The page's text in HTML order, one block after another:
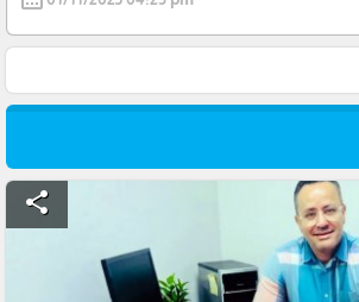
share